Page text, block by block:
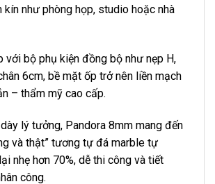
kín như phòng họp, studio hoặc nhà
với bộ phụ kiện đồng bộ như nẹp H,
6cm, bề mặt ốp trở nên liền mạch
– thẩm mỹ cao cấp.
lý tưởng, Pandora 8mm mang đến
và thật” tương tự đá marble tự
nhẹ hơn 70%, dễ thi công và tiết
công.